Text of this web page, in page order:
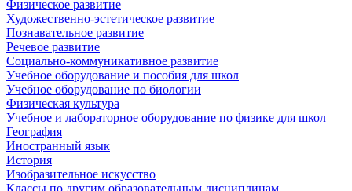
Физическое развитие
Художественно-эстетическое развитие
Познавательное развитие
Речевое развитие
Социально-коммуникативное развитие
Учебное оборудование и пособия для школ
Учебное оборудование по биологии
Физическая культура
Учебное и лабораторное оборудование по физике для школ
География
Иностранный язык
История
Изобразительное искусство
Классы по другим образовательным дисциплинам